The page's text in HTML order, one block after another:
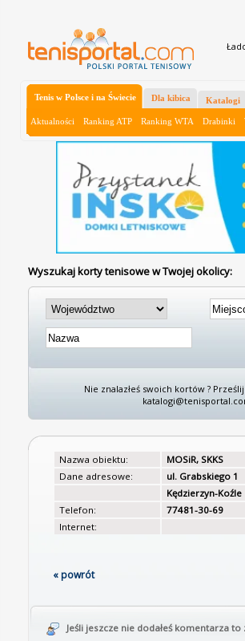
Tenis w Polsce i na Świecie
Aktualności Ranking ATP Ranking WTA Drabinki
Dla kibica Katalogi
Wyszukaj korty tenisowe w Twojej okolicy:
Nie znalazłeś swoich kortów ?
Nazwa obiektu:
MOSiR, SKKS
Dane adresowe:
ul. Grabskiego 1
Kędzierzyn-Koźle
Telefon:
77481-30-69
Internet:
« powrót
Jeśli jeszcze nie dodałeś komentarza